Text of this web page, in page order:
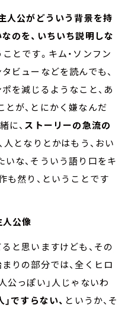
人公がどういう背景を持
のを、いちいち説明しな
ことです。キム・ソンフン
ビューなどを読んでも、
を減じるようなこと、あ
が、とにかく嫌なんだ
に、 ストーリーの急流の
人となりとかはもう、おい
な、そういう語り口をキ
も然り、ということです
公像
と思いますけども、その
りの部分では、全くヒロ
公っぽい」人じゃないわ
」ですらない、 というか、そ